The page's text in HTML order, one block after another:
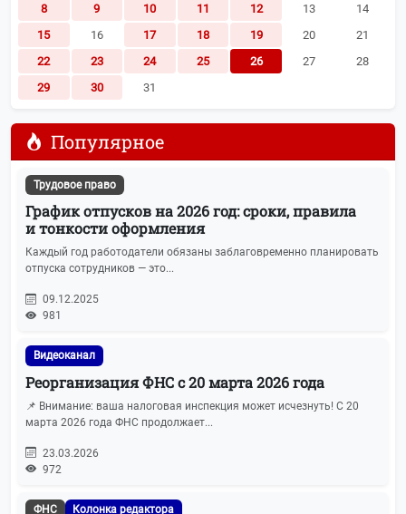
8
9 10 11 12 13
14
15
16 17 18 19 20
21
22
23 24 25 26 27
28
29
30 31
Популярное
Трудовое право
График отпусков на 2026 год: сроки, правила
и тонкости оформления
Каждый год работодатели обязаны заблаговременно планировать
отпуска сотрудников — это...
09.12.2025
981
Видеоканал
Реорганизация ФНС с 20 марта 2026 года
📌 Внимание: ваша налоговая инспекция может исчезнуть! С 20
марта 2026 года ФНС продолжает...
23.03.2026
972
ФНС Колонка редактора